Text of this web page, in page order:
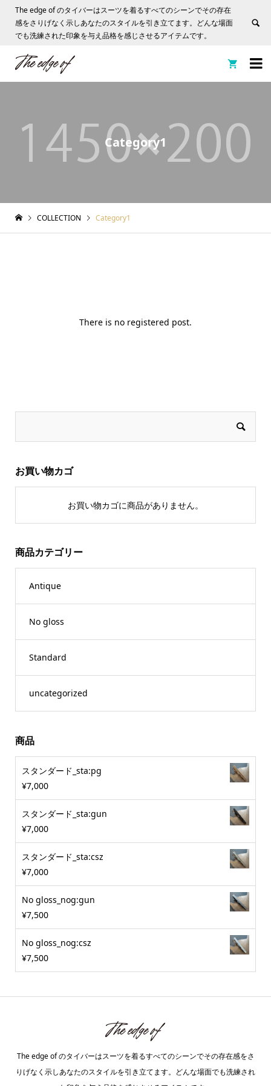
The edge of のタイバーはスーツを着るすべてのシーンでその存在
感をさりげなく示しあなたのスタイルを引き立てます。どんな場面
でも洗練された印象を与え品格を感じさせるアイテムです。


Category1
COLLECTION Category1
There is no registered post.
お買い物カゴ
お買い物カゴに商品がありません。
商品カテゴリー
Antique
No gloss
Standard
uncategorized
商品
スタンダード_sta:pg
¥7,000
スタンダード_sta:gun
¥7,000
スタンダード_sta:csz
¥7,000
No gloss_nog:gun
¥7,500
No gloss_nog:csz
¥7,500
The edge of のタイバーはスーツを着るすべてのシーンでその存在感をさ
りげなく示しあなたのスタイルを引き立てます。どんな場面でも洗練され